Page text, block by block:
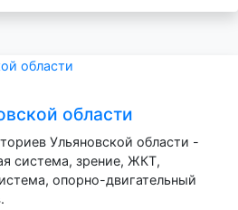
области
Ульяновской области -
система, зрение, ЖКТ,
опорно-двигательный